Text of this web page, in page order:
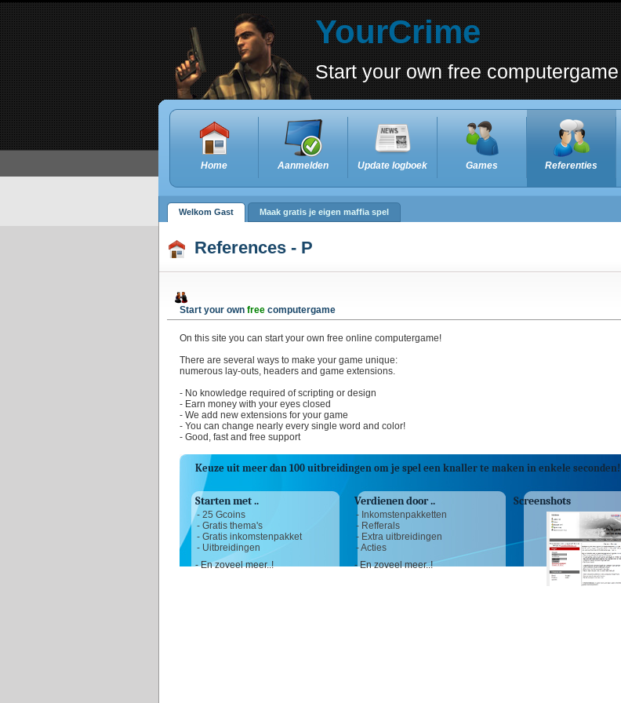
YourCrime
Start your own free computergame
Home Aanmelden Update logboek Games Referenties
Welkom Gast Maak gratis je eigen maffia spel
References - P
Start your own free computergame
On this site you can start your own free online computergame!
There are several ways to make your game unique:
numerous lay-outs, headers and game extensions.
- No knowledge required of scripting or design
- Earn money with your eyes closed
- We add new extensions for your game
- You can change nearly every single word and color!
- Good, fast and free support
Keuze uit meer dan 100 uitbreidingen om je spel een knaller te maken in enkele seconden!
Starten met ..
- 25 Gcoins
- Gratis thema's
- Gratis inkomstenpakket
- Uitbreidingen
- En zoveel meer..!
Verdienen door ..
- Inkomstenpakketten
- Refferals
- Extra uitbreidingen
- Acties
- En zoveel meer..!
Screenshots